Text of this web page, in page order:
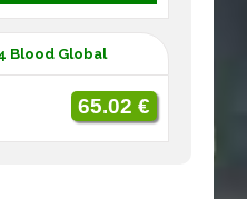
Blood Global
65.02 €